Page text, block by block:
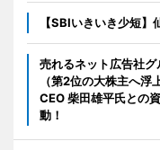
【SBIいきいき少短
売れるネット広告社
（第2位の大株主へ
CEO 柴田雄平氏との
動！